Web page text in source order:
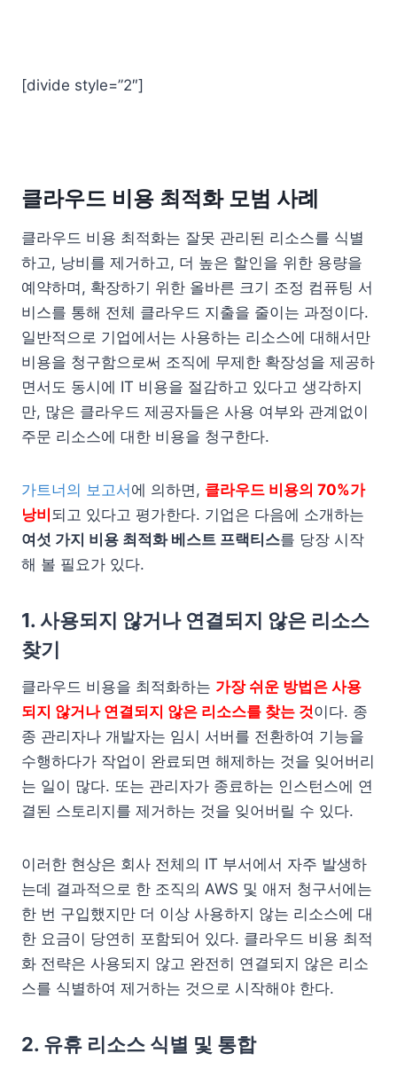
[divide style=”2″]
클라우드 비용 최적화 모범 사례
클라우드 비용 최적화는 잘못 관리된 리소스를 식별
하고, 낭비를 제거하고, 더 높은 할인을 위한 용량을
예약하며, 확장하기 위한 올바른 크기 조정 컴퓨팅 서
비스를 통해 전체 클라우드 지출을 줄이는 과정이다.
일반적으로 기업에서는 사용하는 리소스에 대해서만
비용을 청구함으로써 조직에 무제한 확장성을 제공하
면서도 동시에 IT 비용을 절감하고 있다고 생각하지
만, 많은 클라우드 제공자들은 사용 여부와 관계없이
주문 리소스에 대한 비용을 청구한다.
가트너의 보고서 에 의하면, 클라우드 비용의 70%가
낭비 되고 있다고 평가한다. 기업은 다음에 소개하는
여섯 가지 비용 최적화 베스트 프랙티스를 당장 시작
해 볼 필요가 있다.
1. 사용되지 않거나 연결되지 않은 리소스
찾기
클라우드 비용을 최적화하는 가장 쉬운 방법은 사용
되지 않거나 연결되지 않은 리소스를 찾는 것이다. 종
종 관리자나 개발자는 임시 서버를 전환하여 기능을
수행하다가 작업이 완료되면 해제하는 것을 잊어버리
는 일이 많다. 또는 관리자가 종료하는 인스턴스에 연
결된 스토리지를 제거하는 것을 잊어버릴 수 있다.
이러한 현상은 회사 전체의 IT 부서에서 자주 발생하
는데 결과적으로 한 조직의 AWS 및 애저 청구서에는
한 번 구입했지만 더 이상 사용하지 않는 리소스에 대
한 요금이 당연히 포함되어 있다. 클라우드 비용 최적
화 전략은 사용되지 않고 완전히 연결되지 않은 리소
스를 식별하여 제거하는 것으로 시작해야 한다.
2. 유휴 리소스 식별 및 통합